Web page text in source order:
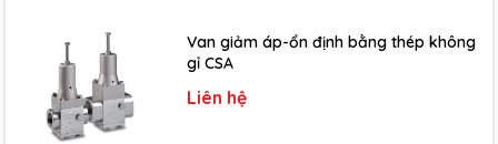
Van giảm áp-ổn định bằng thép không
gỉ CSA
Liên hệ